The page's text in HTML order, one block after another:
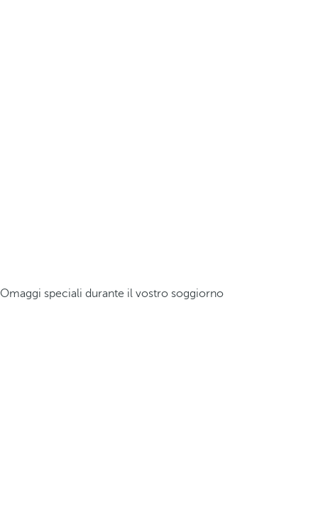
Omaggi speciali durante il vostro soggiorno